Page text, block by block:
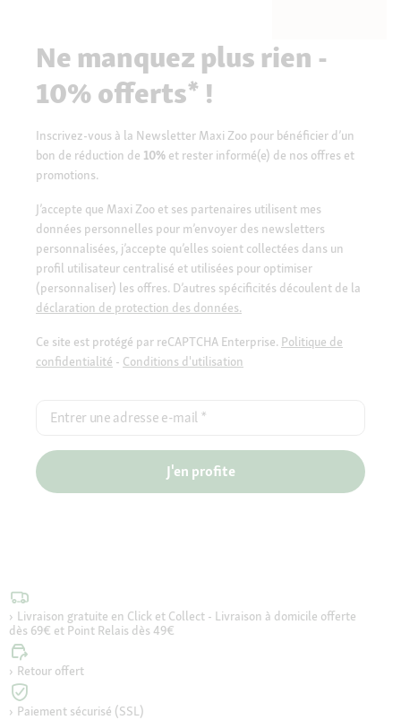
Ne manquez plus rien -
10% offerts* !
Inscrivez-vous à la Newsletter Maxi Zoo pour bénéficier d’un
bon de réduction de 10% et rester informé(e) de nos offres et
promotions.
J’accepte que Maxi Zoo et ses partenaires utilisent mes
données personnelles pour m’envoyer des newsletters
personnalisées, j’accepte qu’elles soient collectées dans un
profil utilisateur centralisé et utilisées pour optimiser
(personnaliser) les offres. D’autres spécificités découlent de la
déclaration de protection des données.
Ce site est protégé par reCAPTCHA Enterprise. Politique de
confidentialité - Conditions d'utilisation
Entrer une adresse e-mail *
J'en profite
Livraison gratuite en Click et Collect - Livraison à domicile offerte
dès 69€ et Point Relais dès 49€
Retour offert
Paiement sécurisé (SSL)